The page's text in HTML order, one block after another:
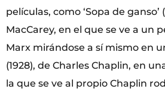
películas, como ‘Sopa de ganso’
MacCarey, en el que se ve a un
Marx mirándose a sí mismo en
(1928), de Charles Chaplin, en
la que se ve al propio Chaplin